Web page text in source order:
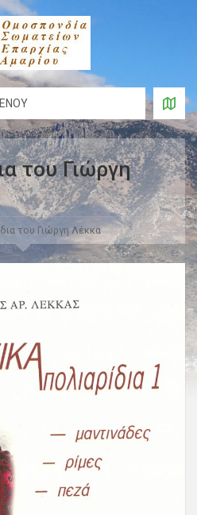
του Γιώργη
του Γιώργη Λέκκα